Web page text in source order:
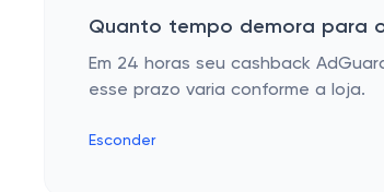
Quanto tempo demora para
Em 24 horas seu cashback
esse prazo varia conforme a loja.
Esconder